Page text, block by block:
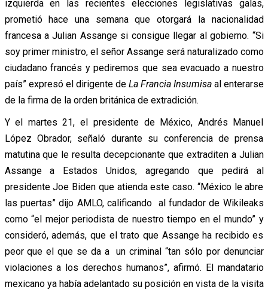
izquierda en las recientes elecciones legislativas galas,
prometió hace una semana que otorgará la nacionalidad
francesa a Julian Assange si consigue llegar al gobierno. “Si
soy primer ministro, el señor Assange será naturalizado como
ciudadano francés y pediremos que sea evacuado a nuestro
país” expresó el dirigente de La Francia Insumisaal enterarse
de la firma de la orden británica de extradición.
Y el martes 21, el presidente de México, Andrés Manuel
López Obrador, señaló durante su conferencia de prensa
matutina que le resulta decepcionante que extraditen a Julian
Assange a Estados Unidos, agregando que pedirá al
presidente Joe Biden que atienda este caso. “México le abre
las puertas” dijo AMLO, calificando al fundador de Wikileaks
como “el mejor periodista de nuestro tiempo en el mundo” y
consideró, además, que el trato que Assange ha recibido es
peor que el que se da a un criminal “tan sólo por denunciar
violaciones a los derechos humanos”, afirmó. El mandatario
mexicano ya había adelantado su posición en vista de la visita